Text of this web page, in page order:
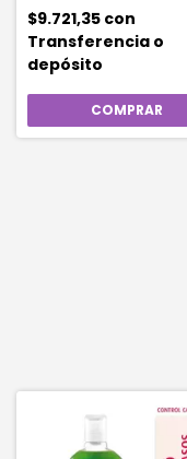
$9.721,35 con
Transferencia o
depósito